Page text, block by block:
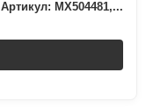
Артикул: MX504481,...